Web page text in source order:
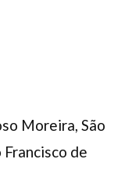
Moreira, São
Francisco de